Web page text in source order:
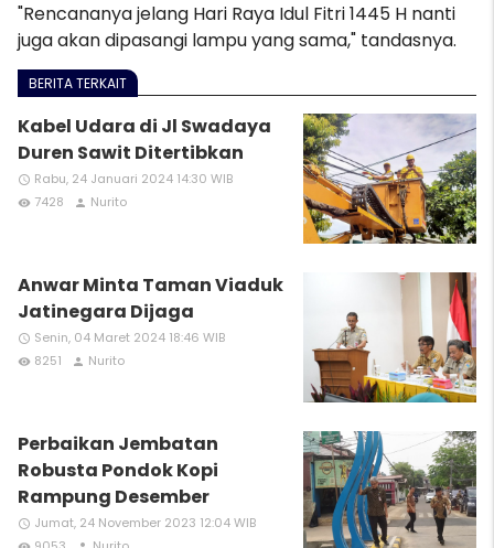
"Rencananya jelang Hari Raya Idul Fitri 1445 H nanti
juga akan dipasangi lampu yang sama," tandasnya.
BERITA TERKAIT
Kabel Udara di Jl Swadaya
Duren Sawit Ditertibkan
access_time Rabu, 24 Januari 2024 14:30 WIB
remove_red_eye 7428 person Nurito
Anwar Minta Taman Viaduk
Jatinegara Dijaga
access_time Senin, 04 Maret 2024 18:46 WIB
remove_red_eye 8251 person Nurito
Perbaikan Jembatan
Robusta Pondok Kopi
Rampung Desember
access_time Jumat, 24 November 2023 12:04 WIB